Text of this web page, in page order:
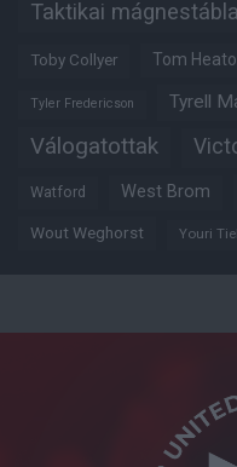
Taktikai mágnestábla
Toby Collyer Tom
Tyler Fredericson Tyrell
Válogatottak
Watford West Brom
Wout Weghorst Youri